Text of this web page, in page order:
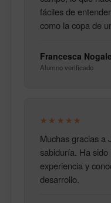
fáciles de
como la copa de
Francesca
Alumno verificado
★★★★★
Muchas gracias a
sabiduría. Ha
experiencia y
desarrollo.